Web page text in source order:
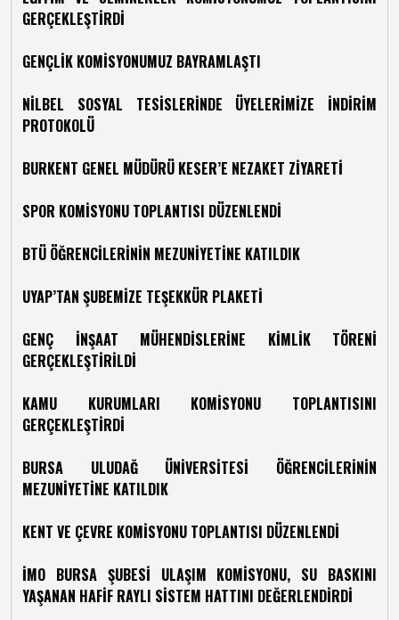
GERÇEKLEŞTİRDİ
GENÇLİK KOMİSYONUMUZ BAYRAMLAŞTI
NİLBEL SOSYAL TESİSLERİNDE ÜYELERİMİZE İNDİRİM
PROTOKOLÜ
BURKENT GENEL MÜDÜRÜ KESER’E NEZAKET ZİYARETİ
SPOR KOMİSYONU TOPLANTISI DÜZENLENDİ
BTÜ ÖĞRENCİLERİNİN MEZUNİYETİNE KATILDIK
UYAP’TAN ŞUBEMİZE TEŞEKKÜR PLAKETİ
GENÇ İNŞAAT MÜHENDİSLERİNE KİMLİK TÖRENİ
GERÇEKLEŞTİRİLDİ
KAMU KURUMLARI KOMİSYONU TOPLANTISINI
GERÇEKLEŞTİRDİ
BURSA ULUDAĞ ÜNİVERSİTESİ ÖĞRENCİLERİNİN
MEZUNİYETİNE KATILDIK
KENT VE ÇEVRE KOMİSYONU TOPLANTISI DÜZENLENDİ
İMO BURSA ŞUBESİ ULAŞIM KOMİSYONU, SU BASKINI
YAŞANAN HAFİF RAYLI SİSTEM HATTINI DEĞERLENDİRDİ